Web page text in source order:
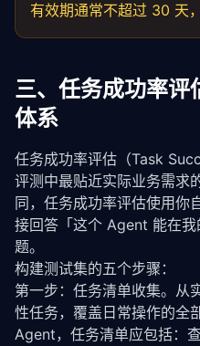
有效期通常不超过 30 天
三、任务成功率评
体系
任务成功率评估（Task
评测中最贴近实际业务需求
同，任务成功率评估使用你
接回答「这个 Agent 能在
题。
构建测试集的五个步骤：
第一步：任务清单收集。
性任务，覆盖日常操作的全
Agent，任务清单应包括：